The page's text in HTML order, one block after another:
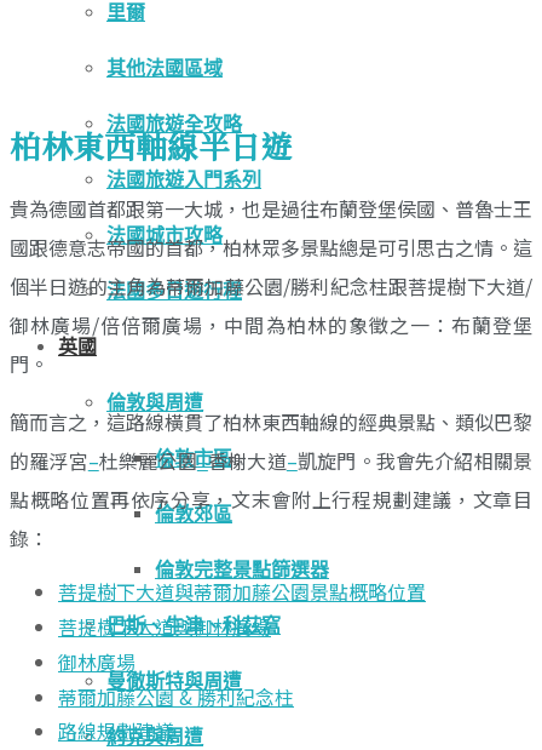
里爾
其他法國區域
法國旅遊全攻略
法國旅遊入門系列
法國城市攻略
法國多日遊行程
英國
倫敦與周遭
倫敦市區
倫敦郊區
倫敦完整景點篩選器
巴斯、牛津、科茲窩
曼徹斯特與周遭
約克與周遭
柏林東西軸線半日遊
貴為德國首都跟第一大城，也是過往布蘭登堡侯國、普魯士王
國跟德意志帝國的首都，柏林眾多景點總是可引思古之情。這
個半日遊的主角為蒂爾加藤公園/勝利紀念柱跟菩提樹下大道/
御林廣場/倍倍爾廣場，中間為柏林的象徵之一：布蘭登堡
門。
簡而言之，這路線橫貫了柏林東西軸線的經典景點、類似巴黎
的羅浮宮–杜樂麗公園–香榭大道–凱旋門。我會先介紹相關景
點概略位置再依序分享，文末會附上行程規劃建議，文章目
錄：
菩提樹下大道與蒂爾加藤公園景點概略位置
菩提樹下大道與御林廣場
御林廣場
蒂爾加藤公園 & 勝利紀念柱
路線規劃建議